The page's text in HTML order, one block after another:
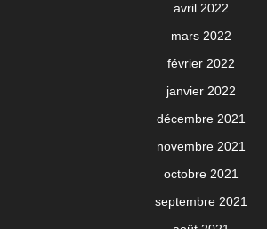
avril 2022
mars 2022
février 2022
janvier 2022
décembre 2021
novembre 2021
octobre 2021
septembre 2021